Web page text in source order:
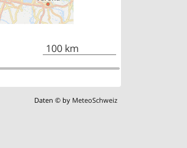
100 km
Daten © by MeteoSchweiz